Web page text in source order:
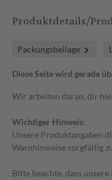
Produktdetails/
Packungsbeilage
Diese Seite wird gerade
Wir arbeiten daran, dir
Wichtiger Hinweis:
Unsere Produktangaben
Warnhinweise sorgfältig
Bitte beachte, dass